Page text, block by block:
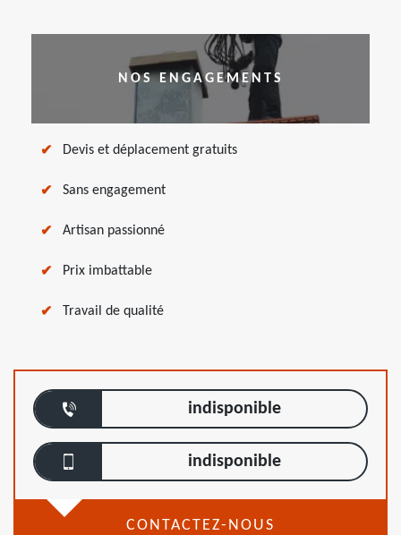
NOS ENGAGEMENTS
Devis et déplacement gratuits
Sans engagement
Artisan passionné
Prix imbattable
Travail de qualité
indisponible
indisponible
CONTACTEZ-NOUS